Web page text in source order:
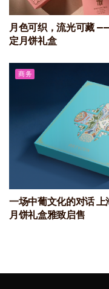
月色可织，流光可藏
定月饼礼盒
商务
一场中葡文化的对话
月饼礼盒雅致启售